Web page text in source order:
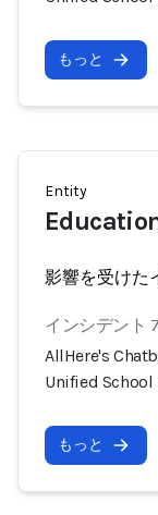
もっと
Entity
影響を受けた
インシデント
AllHere's
Unified
もっと